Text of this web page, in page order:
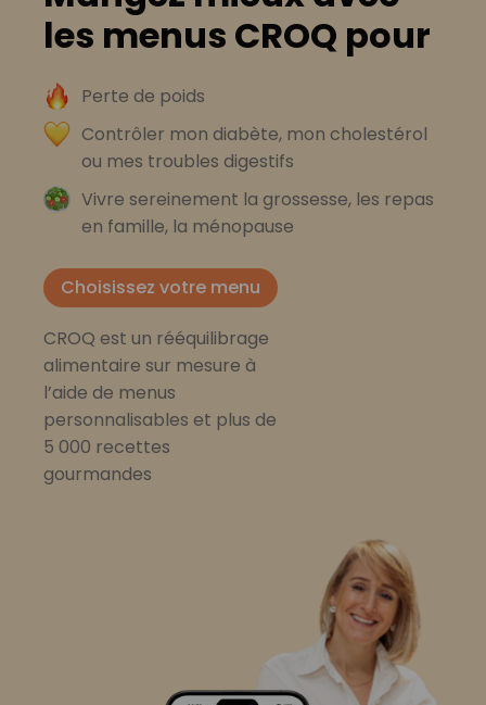
les menus CROQ pour
Perte de poids
Contrôler mon diabète, mon cholestérol
ou mes troubles digestifs
Vivre sereinement la grossesse, les repas
en famille, la ménopause
Choisissez votre menu
CROQ est un rééquilibrage
alimentaire sur mesure à
l’aide de menus
personnalisables et plus de
5 000 recettes
gourmandes